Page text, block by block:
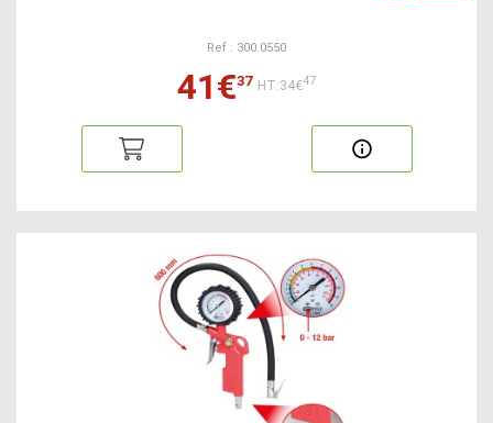
Ref : 300.0550
41€37 HT:34€47